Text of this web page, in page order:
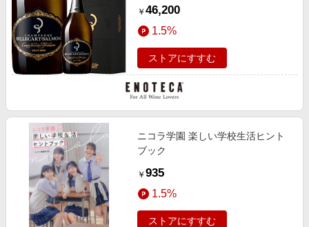
￥ 46,200
1.5%
ストアにすすむ
ニコラ学園 楽しい学校生活ヒント
ブック
￥ 935
1.5%
ストアにすすむ